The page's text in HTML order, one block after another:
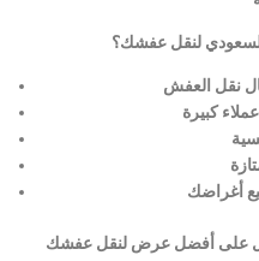
السعودي لنقل عفشك؟